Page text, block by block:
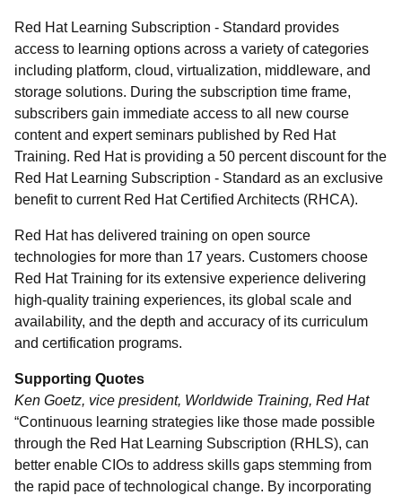
Red Hat Learning Subscription - Standard provides
access to learning options across a variety of categories
including platform, cloud, virtualization, middleware, and
storage solutions. During the subscription time frame,
subscribers gain immediate access to all new course
content and expert seminars published by Red Hat
Training. Red Hat is providing a 50 percent discount for the
Red Hat Learning Subscription - Standard as an exclusive
benefit to current Red Hat Certified Architects (RHCA).
Red Hat has delivered training on open source
technologies for more than 17 years. Customers choose
Red Hat Training for its extensive experience delivering
high-quality training experiences, its global scale and
availability, and the depth and accuracy of its curriculum
and certification programs.
Supporting Quotes
Ken Goetz, vice president, Worldwide Training, Red Hat
“Continuous learning strategies like those made possible
through the Red Hat Learning Subscription (RHLS), can
better enable CIOs to address skills gaps stemming from
the rapid pace of technological change. By incorporating